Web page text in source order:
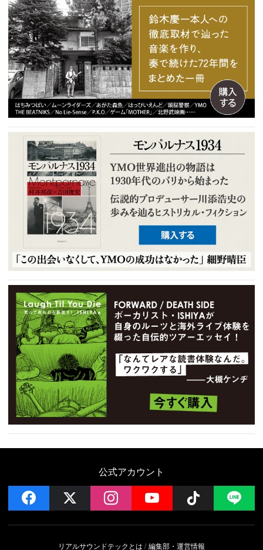
公式アカウント
facebook instagramYouTube Follow
リアルサウンドテックとは 編集部・運営情報